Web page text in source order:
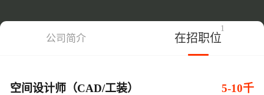
公司简介 在招职位
1
空间设计师（CAD/工装） 5-10千